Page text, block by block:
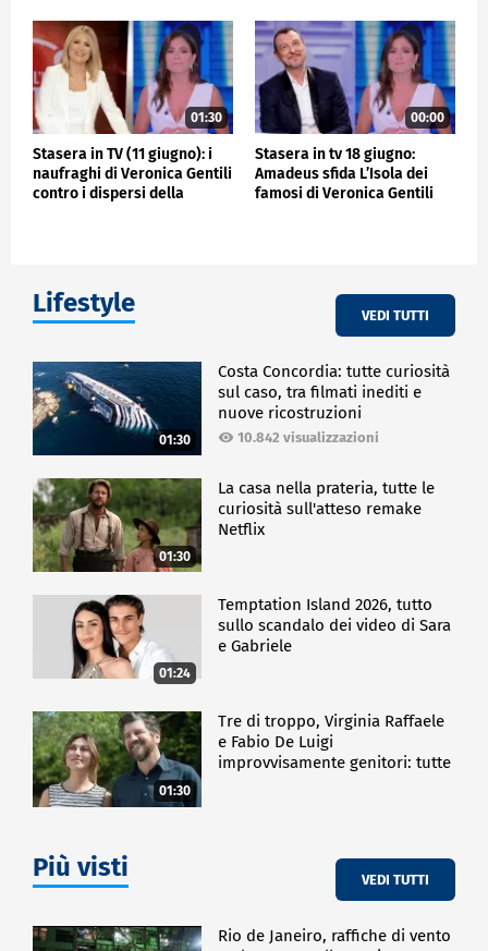
01:30
Stasera in TV (11 giugno): i
naufraghi di Veronica Gentili
contro i dispersi della
00:00
Stasera in tv 18 giugno:
Amadeus sfida L’Isola dei
famosi di Veronica Gentili
Lifestyle VEDI TUTTI
01:30
Costa Concordia: tutte curiosità
sul caso, tra filmati inediti e
nuove ricostruzioni
10.842 visualizzazioni
01:30
La casa nella prateria, tutte le
curiosità sull'atteso remake
Netflix
01:24
Temptation Island 2026, tutto
sullo scandalo dei video di Sara
e Gabriele
01:30
Tre di troppo, Virginia Raffaele
e Fabio De Luigi
improvvisamente genitori: tutte
Più visti VEDI TUTTI
Rio de Janeiro, raffiche di vento